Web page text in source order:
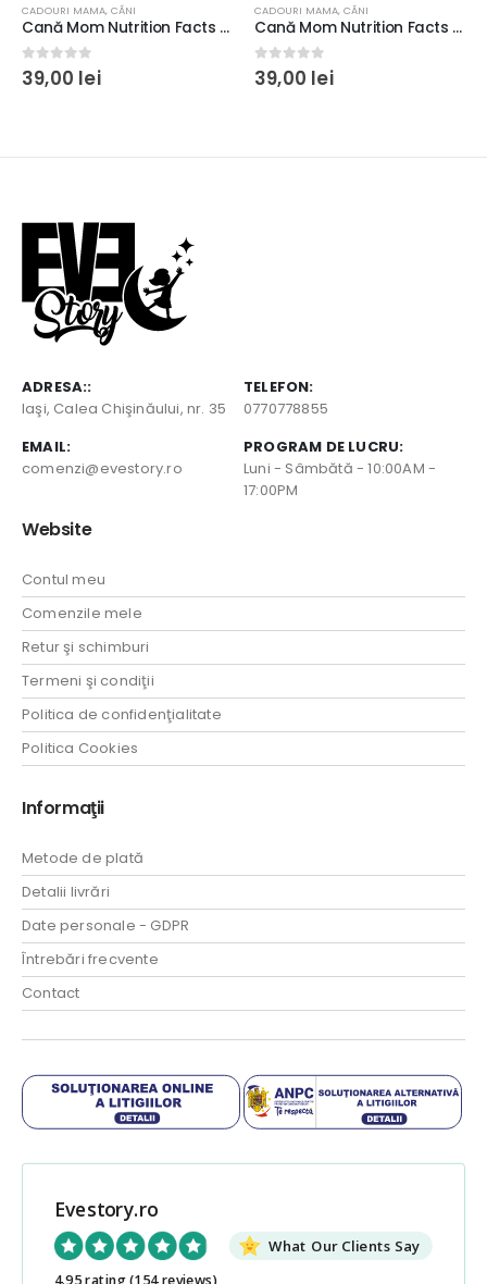
CADOURI MAMA, CĂNI
Cană Mom Nutrition Facts #2, rezistentă la maşina de spălat vase, 350ml
0out of 5
39,00 lei
CADOURI MAMA, CĂNI
Cană Mom Nutrition Facts #4, rezistentă la maşina de spălat vase, 350ml
0out of 5
39,00 lei
ADRESA::
Iaşi, Calea Chişinăului, nr. 35
TELEFON:
0770778855
EMAIL:
comenzi@evestory.ro
PROGRAM DE LUCRU:
Luni - Sâmbătă - 10:00AM -
17:00PM
Website
Contul meu
Comenzile mele
Retur şi schimburi
Termeni şi condiţii
Politica de confidenţialitate
Politica Cookies
Informaţii
Metode de plată
Detalii livrări
Date personale - GDPR
Întrebări frecvente
Contact
Evestory.ro
What Our Clients Say
4.95 rating(154 reviews)